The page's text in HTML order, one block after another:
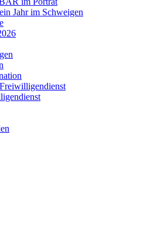
Jahr im Schweigen